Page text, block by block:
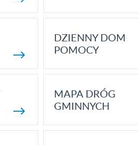
DZIENNY DOM
POMOCY
MAPA DRÓG
GMINNYCH